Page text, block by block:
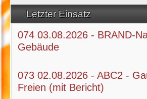
Letzter Einsatz
074 03.08.2026 - BRAND-
Gebäude
073 02.08.2026 - ABC2 -
Freien (mit Bericht)